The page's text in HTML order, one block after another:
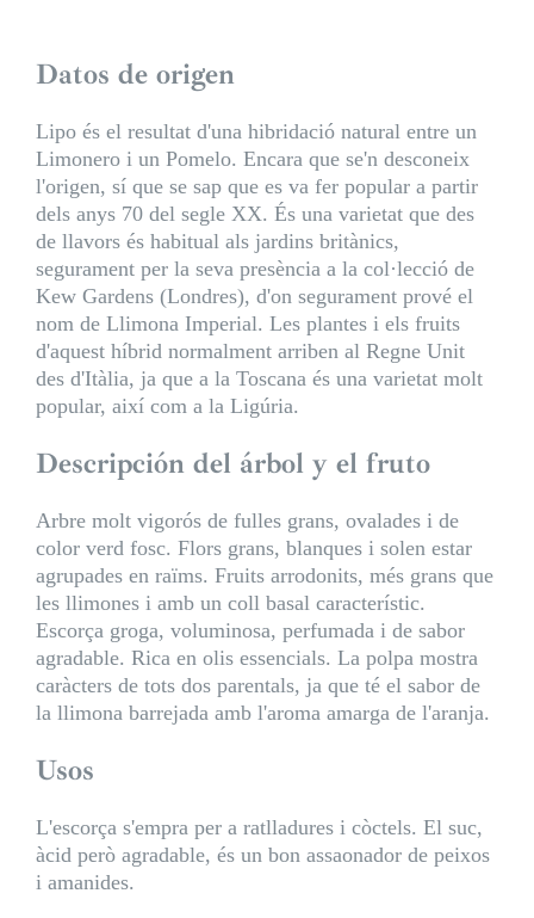
Datos de origen
Lipo és el resultat d'una hibridació natural entre un
Limonero i un Pomelo. Encara que se'n desconeix
l'origen, sí que se sap que es va fer popular a partir
dels anys 70 del segle XX. És una varietat que des
de llavors és habitual als jardins britànics,
segurament per la seva presència a la col·lecció de
Kew Gardens (Londres), d'on segurament prové el
nom de Llimona Imperial. Les plantes i els fruits
d'aquest híbrid normalment arriben al Regne Unit
des d'Itàlia, ja que a la Toscana és una varietat molt
popular, així com a la Ligúria.
Descripción del árbol y el fruto
Arbre molt vigorós de fulles grans, ovalades i de
color verd fosc. Flors grans, blanques i solen estar
agrupades en raïms. Fruits arrodonits, més grans que
les llimones i amb un coll basal característic.
Escorça groga, voluminosa, perfumada i de sabor
agradable. Rica en olis essencials. La polpa mostra
caràcters de tots dos parentals, ja que té el sabor de
la llimona barrejada amb l'aroma amarga de l'aranja.
Usos
L'escorça s'empra per a ratlladures i còctels. El suc,
àcid però agradable, és un bon assaonador de peixos
i amanides.